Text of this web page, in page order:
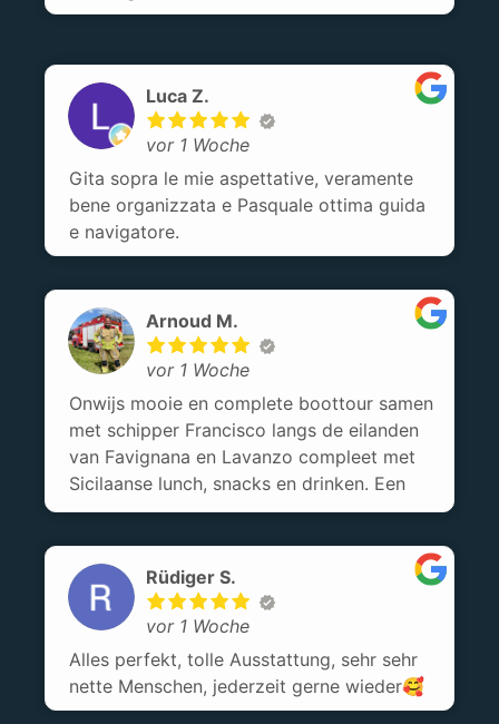
Luca Z.
vor 1 Woche
Gita sopra le mie aspettative, veramente
bene organizzata e Pasquale ottima guida
e navigatore.
Arnoud M.
vor 1 Woche
Onwijs mooie en complete boottour samen
met schipper Francisco langs de eilanden
van Favignana en Lavanzo compleet met
Sicilaanse lunch, snacks en drinken. Een
aanrader dus!
Rüdiger S.
vor 1 Woche
Alles perfekt, tolle Ausstattung, sehr sehr
nette Menschen, jederzeit gerne wieder🥰